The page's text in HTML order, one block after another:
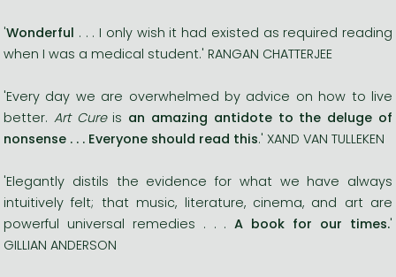
'Wonderful . . . I only wish it had existed as required reading
when I was a medical student.' RANGAN CHATTERJEE
'Every day we are overwhelmed by advice on how to live
better. Art Cure is an amazing antidote to the deluge of
nonsense . . . Everyone should read this.' XAND VAN TULLEKEN
'Elegantly distils the evidence for what we have always
intuitively felt; that music, literature, cinema, and art are
powerful universal remedies . . .A book for our times.'
GILLIAN ANDERSON